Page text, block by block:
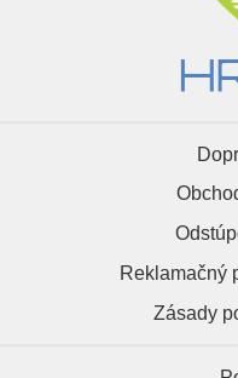
Reklamačný
Zásady